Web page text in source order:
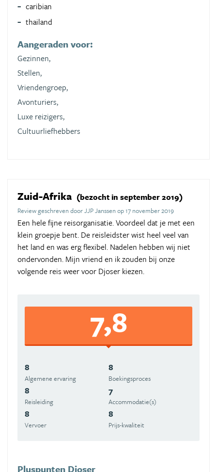
caribian
thailand
Aangeraden voor:
Gezinnen,
Stellen,
Vriendengroep,
Avonturiers,
Luxe reizigers,
Cultuurliefhebbers
Zuid-Afrika (bezocht in september 2019)
Review geschreven door JJP Janssen op 17 november 2019
Een hele fijne reisorganisatie. Voordeel dat je met een
klein groepje bent. De reisleidster wist heel veel van
het land en was erg flexibel. Nadelen hebben wij niet
ondervonden. Mijn vriend en ik zouden bij onze
volgende reis weer voor Djoser kiezen.
7,8
8
Algemene ervaring
8
Boekingsproces
8
Reisleiding
7
Accommodatie(s)
8
Vervoer
8
Prijs-kwaliteit
Pluspunten Djoser